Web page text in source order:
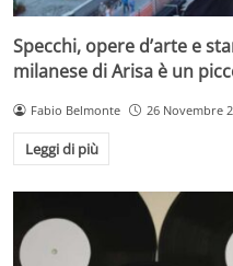
Specchi, opere d’arte e
milanese di Arisa è un
Fabio Belmonte 26 Novembre
Leggi di più